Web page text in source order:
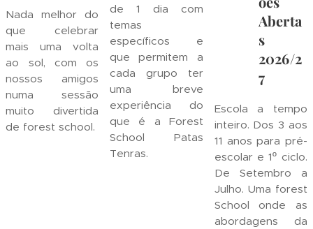
Nada melhor do
que celebrar
mais uma volta
ao sol, com os
nossos amigos
numa sessão
muito divertida
de forest school.
de 1 dia com
temas
específicos e
que permitem a
cada grupo ter
uma breve
experiência do
que é a Forest
School Patas
Tenras.
Aberta
s
2026/2
7
Escola a tempo
inteiro. Dos 3 aos
11 anos para pré-
escolar e 1º ciclo.
De Setembro a
Julho. Uma forest
School onde as
abordagens da